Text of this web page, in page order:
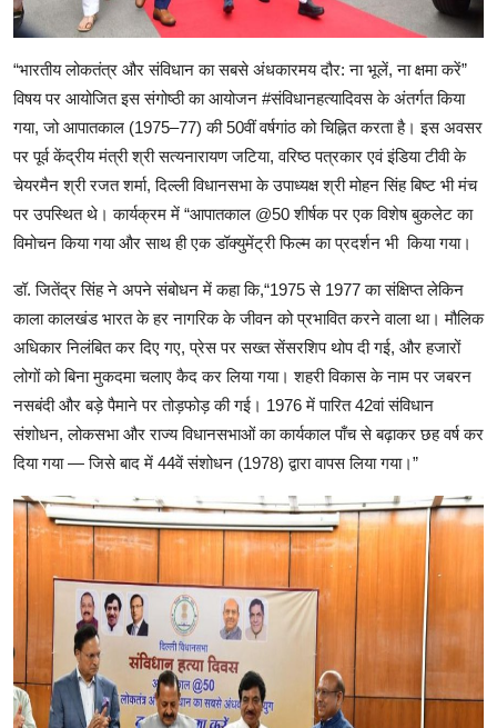
“भारतीय लोकतंत्र और संविधान का सबसे अंधकारमय दौर: ना भूलें, ना क्षमा करें”
विषय पर आयोजित इस संगोष्ठी का आयोजन #संविधानहत्यादिवस के अंतर्गत किया
गया, जो आपातकाल (1975–77) की 50वीं वर्षगांठ को चिह्नित करता है। इस अवसर
पर पूर्व केंद्रीय मंत्री श्री सत्यनारायण जटिया, वरिष्ठ पत्रकार एवं इंडिया टीवी के
चेयरमैन श्री रजत शर्मा, दिल्ली विधानसभा के उपाध्यक्ष श्री मोहन सिंह बिष्ट भी मंच
पर उपस्थित थे। कार्यक्रम में “आपातकाल @50 शीर्षक पर एक विशेष बुकलेट का
विमोचन किया गया और साथ ही एक डॉक्युमेंट्री फिल्म का प्रदर्शन भी किया गया।
डॉ. जितेंद्र सिंह ने अपने संबोधन में कहा कि,“1975 से 1977 का संक्षिप्त लेकिन
काला कालखंड भारत के हर नागरिक के जीवन को प्रभावित करने वाला था। मौलिक
अधिकार निलंबित कर दिए गए, प्रेस पर सख्त सेंसरशिप थोप दी गई, और हजारों
लोगों को बिना मुकदमा चलाए कैद कर लिया गया। शहरी विकास के नाम पर जबरन
नसबंदी और बड़े पैमाने पर तोड़फोड़ की गई। 1976 में पारित 42वां संविधान
संशोधन, लोकसभा और राज्य विधानसभाओं का कार्यकाल पाँच से बढ़ाकर छह वर्ष कर
दिया गया — जिसे बाद में 44वें संशोधन (1978) द्वारा वापस लिया गया।”